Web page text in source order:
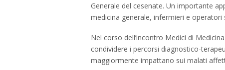
Generale del cesenate. Un importante
medicina generale, infermieri e
Nel corso dell’incontro Medici di
condividere i percorsi diagnostico-
maggiormente impattano sui malati